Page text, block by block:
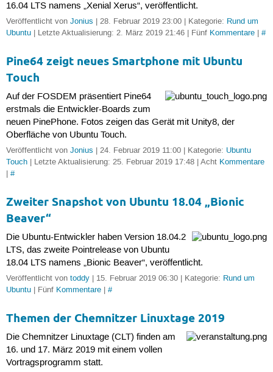
16.04 LTS namens „Xenial Xerus“, veröffentlicht.
Veröffentlicht von Jonius | 28. Februar 2019 23:00 | Kategorie: Rund um
Ubuntu| Letzte Aktualisierung: 2. März 2019 21:46 | Fünf Kommentare| #
Pine64 zeigt neues Smartphone mit Ubuntu
Touch
Auf der FOSDEM präsentiert Pine64
erstmals die Entwickler-Boards zum
neuen PinePhone. Fotos zeigen das Gerät mit Unity8, der
Oberfläche von Ubuntu Touch.
Veröffentlicht von Jonius | 24. Februar 2019 11:00 | Kategorie: Ubuntu
Touch| Letzte Aktualisierung: 25. Februar 2019 17:48 | Acht Kommentare
| #
Zweiter Snapshot von Ubuntu 18.04 „Bionic
Beaver“
Die Ubuntu-Entwickler haben Version 18.04.2
LTS, das zweite Pointrelease von Ubuntu
18.04 LTS namens „Bionic Beaver“, veröffentlicht.
Veröffentlicht von toddy| 15. Februar 2019 06:30 | Kategorie: Rund um
Ubuntu| Fünf Kommentare| #
Themen der Chemnitzer Linuxtage 2019
Die Chemnitzer Linuxtage (CLT) finden am
16. und 17. März 2019 mit einem vollen
Vortragsprogramm statt.